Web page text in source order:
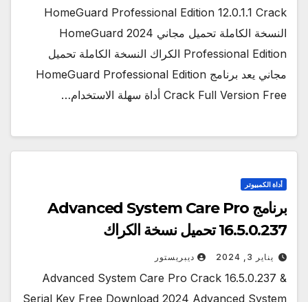
HomeGuard Professional Edition 12.0.1.1 Crack
النسخة الكاملة تحميل مجاني 2024 HomeGuard
Professional Edition الكراك النسخة الكاملة تحميل
مجاني يعد برنامج HomeGuard Professional Edition
Crack Full Version Free أداة سهلة الاستخدام…
أداة الكمبيوتر
برنامج Advanced System Care Pro
16.5.0.237 تحميل نسخة الكراك
يناير 3, 2024 ديبريستور
Advanced System Care Pro Crack 16.5.0.237 &
Serial Key Free Download 2024 Advanced System